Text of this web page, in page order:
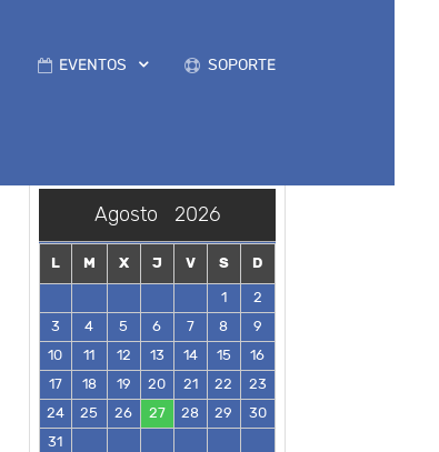
EVENTOS SOPORTE
Agosto 2026
L M X J V S
D
1
2
3
4 5 6 7 8
9
10
11 12 13 14 15
16
17
18 19 20 21 22
23
24
25 26 27 28 29
30
31